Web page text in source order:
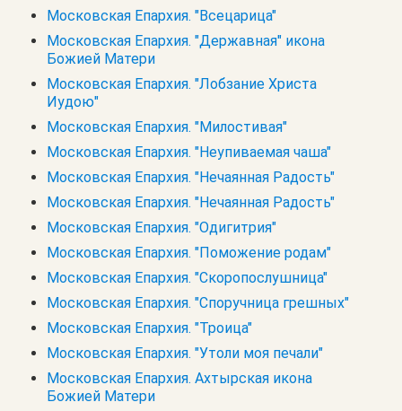
Московская Епархия. "Всецарица"
Московская Епархия. "Державная" икона
Божией Матери
Московская Епархия. "Лобзание Христа
Иудою"
Московская Епархия. "Милостивая"
Московская Епархия. "Неупиваемая чаша"
Московская Епархия. "Нечаянная Радость"
Московская Епархия. "Нечаянная Радость"
Московская Епархия. "Одигитрия"
Московская Епархия. "Поможение родам"
Московская Епархия. "Скоропослушница"
Московская Епархия. "Споручница грешных"
Московская Епархия. "Троица"
Московская Епархия. "Утоли моя печали"
Московская Епархия. Ахтырская икона
Божией Матери